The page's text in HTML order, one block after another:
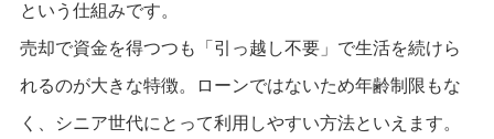
という仕組みです。
売却で資金を得つつも「引っ越し不要」で生活を続けら
れるのが大きな特徴。ローンではないため年齢制限もな
く、シニア世代にとって利用しやすい方法といえます。